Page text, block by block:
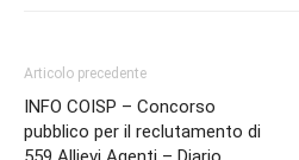
Articolo precedente
INFO COISP – Concorso
pubblico per il reclutamento di